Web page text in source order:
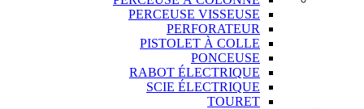
PERCEUSE VISSEUSE
PERFORATEUR
PISTOLET À COLLE
PONCEUSE
RABOT ÉLECTRIQUE
SCIE ÉLECTRIQUE
TOURET